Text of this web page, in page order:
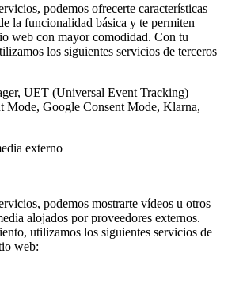
podemos ofrecerte características
la funcionalidad básica y te permiten
web con mayor comodidad. Con tu
los siguientes servicios de terceros
UET (Universal Event Tracking)
Mode, Google Consent Mode, Klarna,
externo
podemos mostrarte vídeos u otros
alojados por proveedores externos.
utilizamos los siguientes servicios de
web: